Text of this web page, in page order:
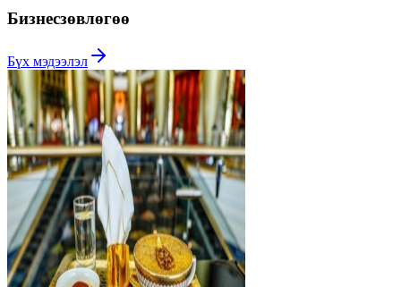
Бизнесзөвлөгөө
Бүх мэдээлэл